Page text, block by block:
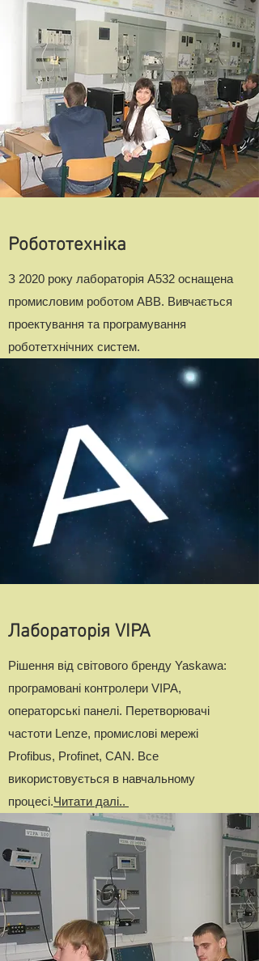
Робототехніка
З 2020 року лабораторія А532 оснащена
промисловим роботом ABB. Вивчається
проектування та програмування
роботетхнічних систем.
Лабораторія VIPA
Рішення від світового бренду Yaskawa:
програмовані контролери VIPA,
операторські панелі. Перетворювачі
частоти Lenze, промислові мережі
Profibus, Profinet, CAN. Все
використовується в навчальному
процесі.Читати далі..